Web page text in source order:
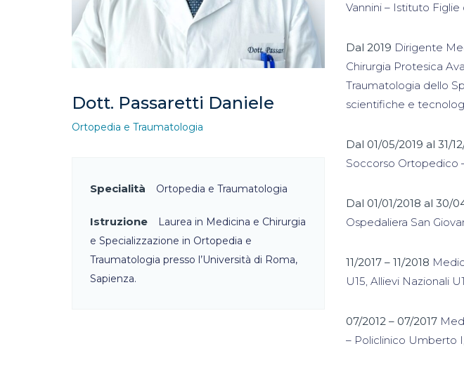
Dott. Passaretti Daniele
Ortopedia e Traumatologia
Specialità Ortopedia e Traumatologia
Istruzione
Laurea in Medicina e Chirurgia
e Specializzazione in Ortopedia e
Traumatologia presso l’Università di Roma,
Sapienza.
Vannini – Istituto Figlie
Dal 2019 Dirigente
Chirurgia Protesica
Traumatologia dello
scientifiche e
Dal 01/05/2019 al 31/
Soccorso Ortopedico
Dal 01/01/2018 al 30/
Ospedaliera San
11/2017 – 11/2018
U15, Allievi Nazionali
07/2012 – 07/2017
– Policlinico Umberto